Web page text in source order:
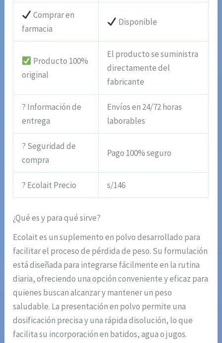
Comprar en
farmacia
Disponible
Producto 100%
original
El producto se suministra
directamente del
fabricante
? Información de
entrega
Envíos en 24/72 horas
laborables
? Seguridad de
compra
Pago 100% seguro
? Ecolait Precio s/146
¿Qué es y para qué sirve?
Ecolait es un suplemento en polvo desarrollado para
facilitar el proceso de pérdida de peso. Su formulación
está diseñada para integrarse fácilmente en la rutina
diaria, ofreciendo una opción conveniente y eficaz para
quienes buscan alcanzar y mantener un peso
saludable. La presentación en polvo permite una
dosificación precisa y una rápida disolución, lo que
facilita su incorporación en batidos, agua o jugos.